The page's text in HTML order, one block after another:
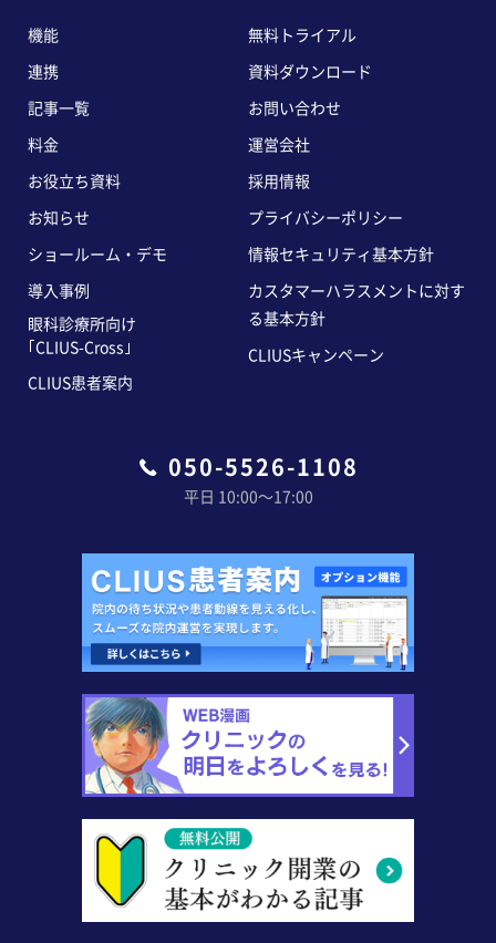
050-5526-1108
平日 10:00〜17:00
機能
連携
記事一覧
料金
お役立ち資料
お知らせ
ショールーム・デモ
導入事例
眼科診療所向け
｢CLIUS-Cross｣
CLIUS患者案内
無料トライアル
資料ダウンロード
お問い合わせ
運営会社
採用情報
プライバシーポリシー
情報セキュリティ基本方針
カスタマーハラスメントに対す
る基本方針
CLIUSキャンペーン